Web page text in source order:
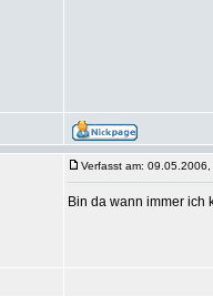
Verfasst am: 09.05.2006,
Bin da wann immer ich